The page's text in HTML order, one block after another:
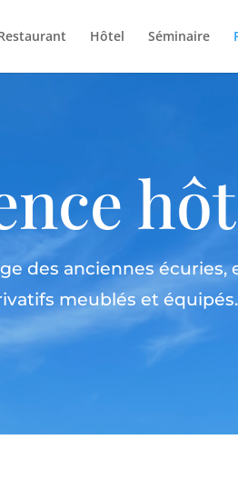
Hôtel Séminaire
des anciennes écuries,
meublés et équipés.